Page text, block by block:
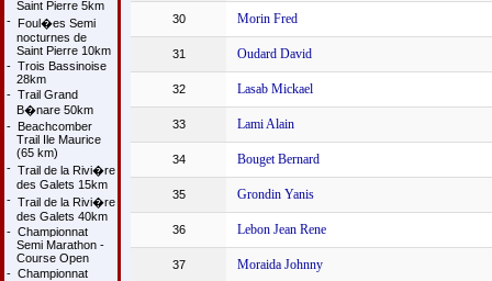
Saint Pierre 5km
- Foul�es Semi
nocturnes de
Saint Pierre 10km
- Trois Bassinoise
28km
- Trail Grand
B�nare 50km
- Beachcomber
Trail Ile Maurice
(65 km)
- Trail de la Rivi�re
des Galets 15km
- Trail de la Rivi�re
des Galets 40km
- Championnat
Semi Marathon -
Course Open
- Championnat
30 Morin Fred
31 Oudard David
32 Lasab Mickael
33 Lami Alain
34 Bouget Bernard
35 Grondin Yanis
36 Lebon Jean Rene
37 Moraida Johnny